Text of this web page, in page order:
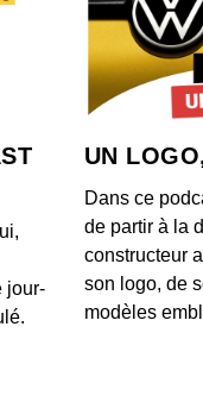
jour-
UN
Dans ce
de partir à la
constructeur
son logo, de
modèles